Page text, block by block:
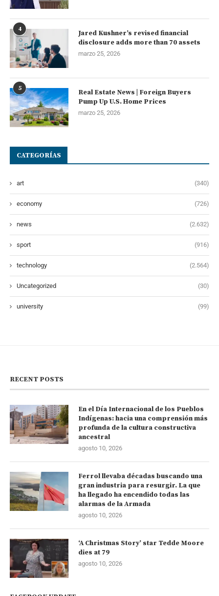
4
Jared Kushner’s revised financial
disclosure adds more than 70 assets
marzo 25, 2026
5
Real Estate News | Foreign Buyers
Pump Up U.S. Home Prices
marzo 25, 2026
CATEGORÍAS
art (340)
economy (726)
news (2.632)
sport (916)
technology (2.564)
Uncategorized (30)
university (99)
RECENT POSTS
En el Día Internacional de los Pueblos
Indígenas: hacia una comprensión más
profunda de la cultura constructiva
ancestral
agosto 10, 2026
Ferrol llevaba décadas buscando una
gran industria para resurgir. La que
ha llegado ha encendido todas las
alarmas de la Armada
agosto 10, 2026
‘A Christmas Story’ star Tedde Moore
dies at 79
agosto 10, 2026